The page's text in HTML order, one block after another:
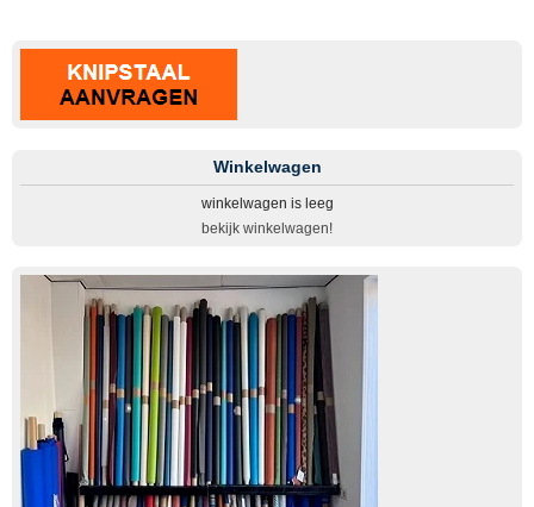
Winkelwagen
winkelwagen is leeg
bekijk winkelwagen!